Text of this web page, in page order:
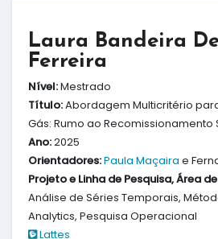
Laura Bandeira
Ferreira
Nível:Mestrado
Título:Abordagem Multicritério
Gás: Rumo ao Recomissionamento
Ano:2025
Orientadores:Paula Maçaira e
Projeto e Linha de Pesquisa, Área
Análise de Séries Temporais,
Analytics, Pesquisa Operacional
Lattes